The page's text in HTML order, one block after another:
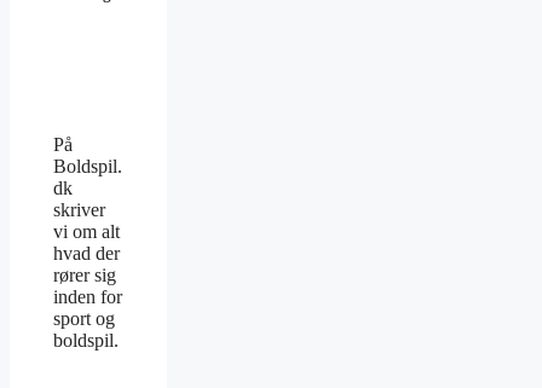
På
Boldspil.
dk
skriver
vi om alt
hvad der
rører sig
inden for
sport og
boldspil.